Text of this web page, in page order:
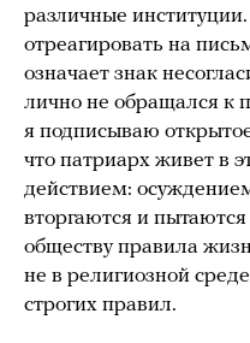
различные
отреагировать на
означает знак
лично не обращался к
я подписываю
что патриарх живет в
действием:
вторгаются и
обществу правила
не в религиозной
строгих правил.